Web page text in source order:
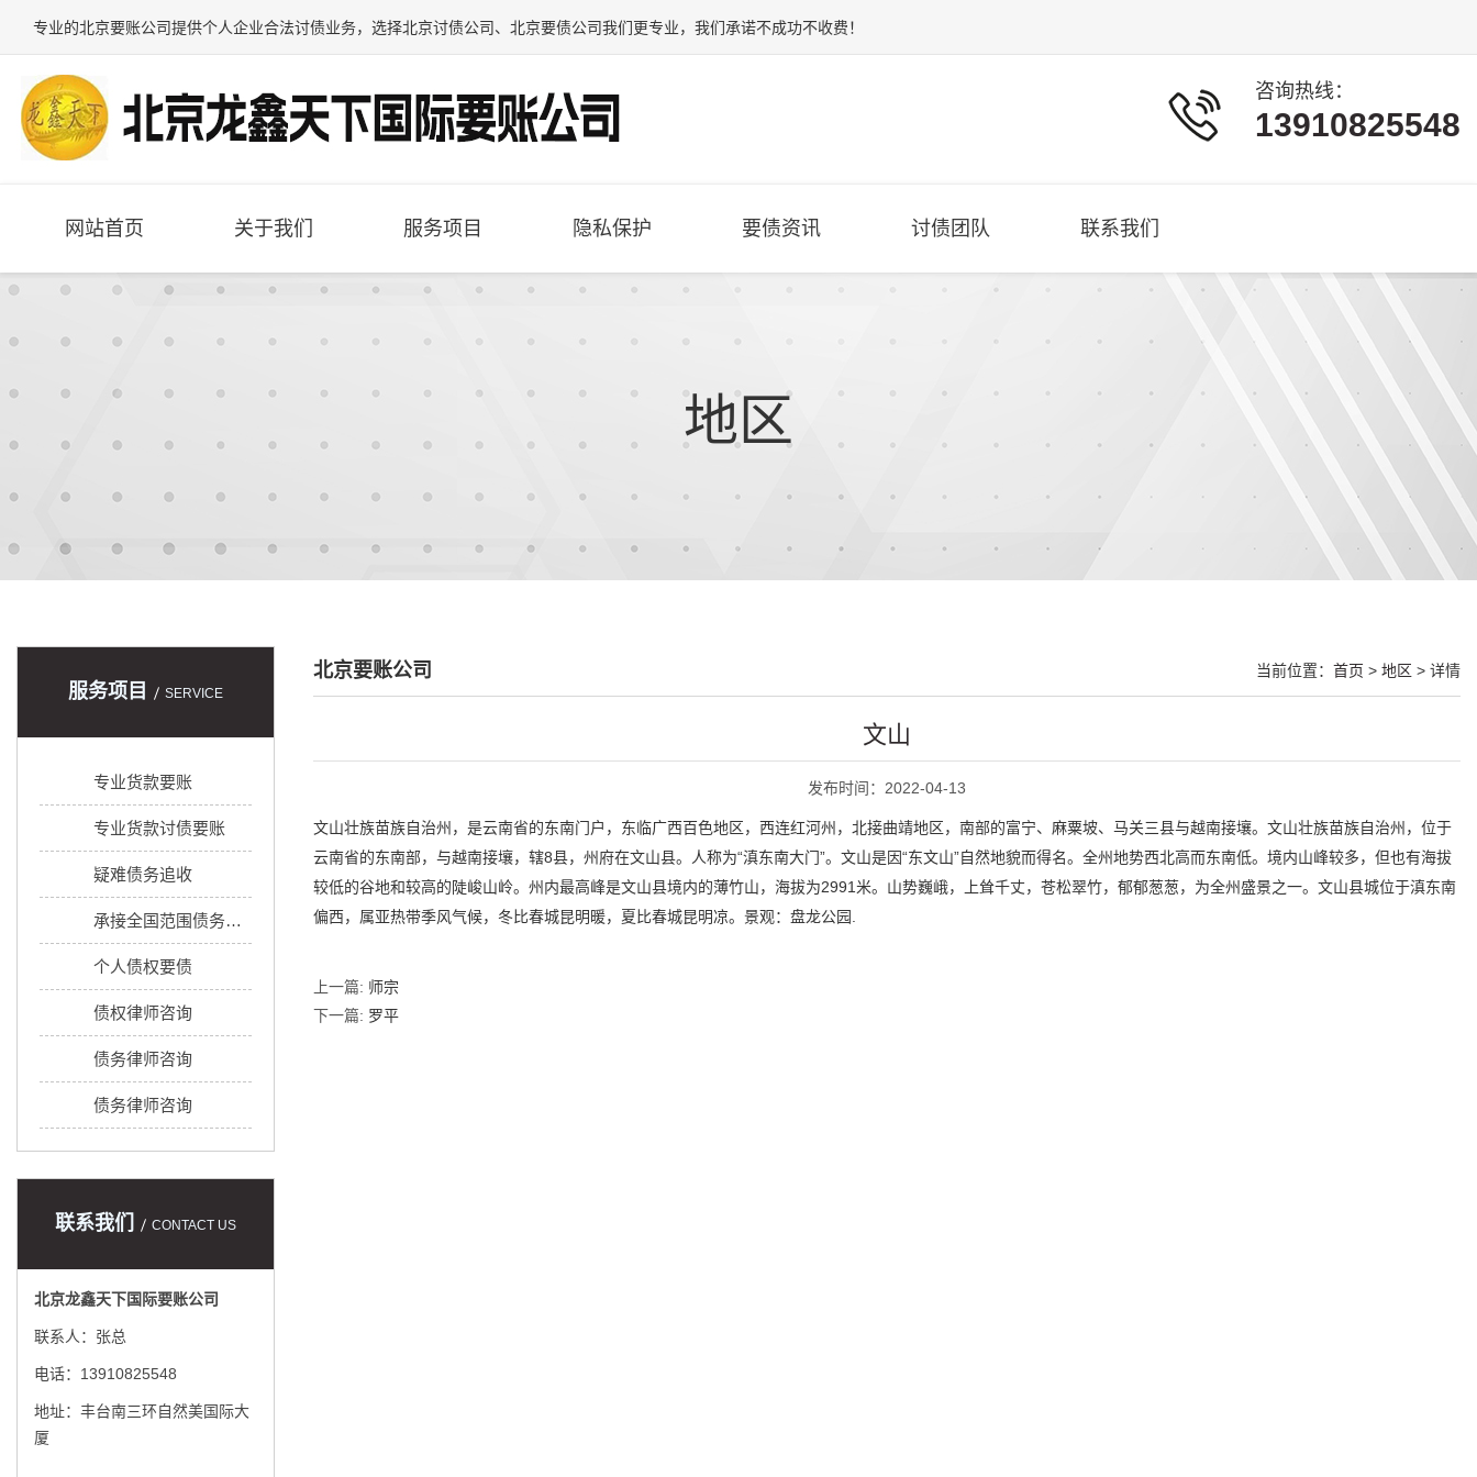
专业的北京要账公司提供个人企业合法讨债业务，选择北京讨债公司、 北京要债公司我们更专业，我们承诺不成功不收费！
咨询热线：
13910825548
网站首页 关于我们 服务项目 隐私保护 要债资讯 讨债团队 联系我们
地区
服务项目 SERVICE
专业货款要账
专业货款讨债要账
疑难债务追收
承接全国范围债务追收
个人债权要债
债权律师咨询
债务律师咨询
债务律师咨询
联系我们 CONTACT US
北京龙鑫天下国际要账公司
联系人：张总
电话：13910825548
地址：丰台南三环自然美国际大
厦
北京要账公司 当前位置： 首页 > 地区 > 详情
文山
发布时间：2022-04-13
文山壮族苗族自治州，是云南省的东南门户，东临广西百色地区，西连红河州，北接曲靖地区，南部的富宁、麻粟坡、马关三县与越南接壤。文山壮族苗族自治州，位于
云南省的东南部，与越南接壤，辖8县，州府在文山县。人称为“滇东南大门”。文山是因“东文山”自然地貌而得名。全州地势西北高而东南低。境内山峰较多，但也有海拔
较低的谷地和较高的陡峻山岭。州内最高峰是文山县境内的薄竹山，海拔为2991米。山势巍峨，上耸千丈，苍松翠竹，郁郁葱葱，为全州盛景之一。文山县城位于滇东南
偏西，属亚热带季风气候，冬比春城昆明暖，夏比春城昆明凉。景观：盘龙公园.
上一篇: 师宗
下一篇: 罗平